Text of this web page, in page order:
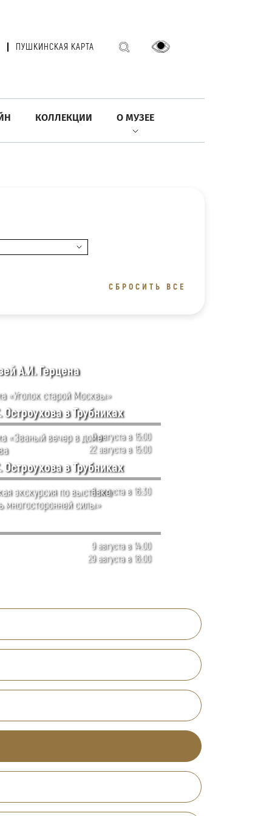
ПУШКИНСКАЯ КАРТА
КОЛЛЕКЦИИ О МУЗЕЕ
СБРОСИТЬ ВСЕ
8 августа в 15:00
22 августа в 15:00
А.И. Герцена
«Уголок старой Москвы»
8 августа в 16:30
в Трубниках
«Званый вечер в доме
9 августа в 14:00
29 августа в 16:00
в Трубниках
экскурсия по выставке
многосторонней силы»